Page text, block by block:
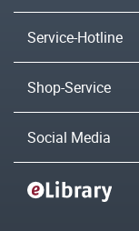
Service-Hotline
Shop-Service
Social Media